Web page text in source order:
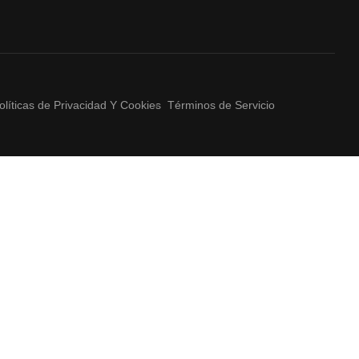
de Privacidad Y Cookies Términos de Servicio